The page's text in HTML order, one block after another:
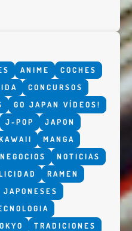
ANIME
COCHES
CONCURSOS
GO JAPAN VÍDEOS!
J-POP
JAPON
MANGA
NEGOCIOS
NOTICIAS
RAMEN
JAPONESES
TRADICIONES